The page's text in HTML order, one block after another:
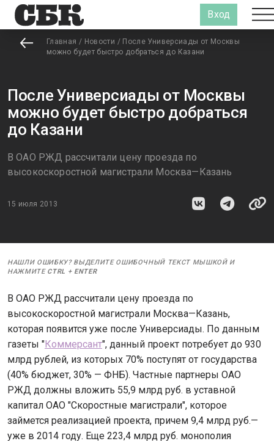
Вход
Главная / Новости / После Универсиады от Москвы
можно будет быстро добраться до Казани
После Универсиады от Москвы
можно будет быстро добраться
до Казани
В ОАО РЖД рассчитали цену проезда по
высокоскоростной магистрали Москва—Казань
15 июля 2013
НАШЛИ ОШИБКУ? ВЫДЕЛИТЕ ОШИБОЧНЫЙ ТЕКСТ МЫШКОЙ И
НАЖМИТЕ CTRL + ENTER
В ОАО РЖД рассчитали цену проезда по
высокоскоростной магистрали Москва—Казань,
которая появится уже после Универсиады. По данным
газеты "Коммерсант", данный проект потребует до 930
млрд рублей, из которых 70% поступят от государства
(40% бюджет, 30% — ФНБ). Частные партнеры ОАО
РЖД должны вложить 55,9 млрд руб. в уставной
капитал ОАО "Скоростные магистрали", которое
займется реализацией проекта, причем 9,4 млрд руб.—
уже в 2014 году. Еще 223,4 млрд руб. монополия